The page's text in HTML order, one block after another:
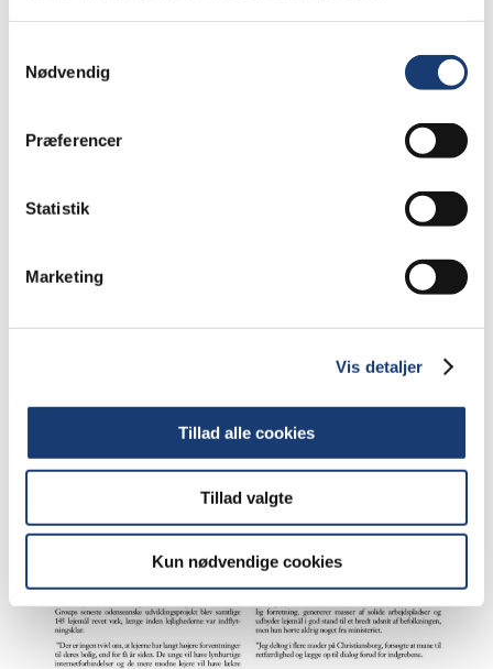
Nødvendig
Præferencer
Statistik
Marketing
Vis detaljer
Tillad alle cookies
Tillad valgte
Kun nødvendige cookies